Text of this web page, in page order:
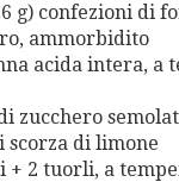
g) confezioni di
ammorbidito
acida intera, a
zucchero
scorza di limone
+ 2 tuorli, a